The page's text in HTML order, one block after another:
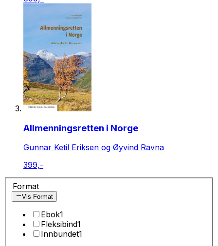
Allmenningsretten i Norge
Gunnar Ketil Eriksen og Øyvind Ravna
399,-
Format
Vis Format
Ebok1
Fleksibind1
Innbundet1